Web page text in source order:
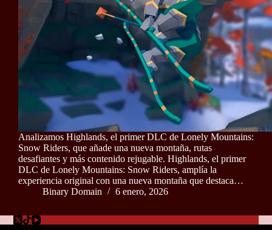
Analizamos Highlands, el primer DLC de Lonely Mountains:
Snow Riders, que añade una nueva montaña, rutas
desafiantes y más contenido rejugable. Highlands, el primer
DLC de Lonely Mountains: Snow Riders, amplía la
experiencia original con una nueva montaña que destaca…
Binary Domain
6 enero, 2026